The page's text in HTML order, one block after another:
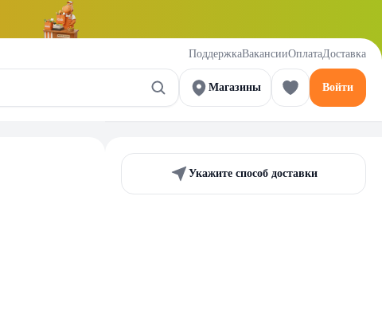
ПоддержкаВакансииОплатаДоставка
Магазины Войти
Укажите способ доставки